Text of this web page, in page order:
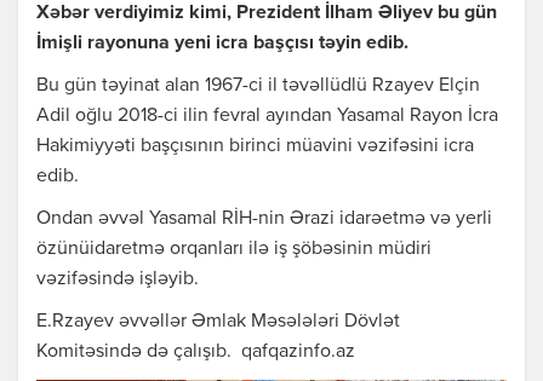
Xəbər verdiyimiz kimi, Prezident İlham Əliyev bu gün
İmişli rayonuna yeni icra başçısı təyin edib.
Bu gün təyinat alan 1967-ci il təvəllüdlü Rzayev Elçin
Adil oğlu 2018-ci ilin fevral ayından Yasamal Rayon İcra
Hakimiyyəti başçısının birinci müavini vəzifəsini icra
edib.
Ondan əvvəl Yasamal RİH-nin Ərazi idarəetmə və yerli
özünüidaretmə orqanları ilə iş şöbəsinin müdiri
vəzifəsində işləyib.
E.Rzayev əvvəllər Əmlak Məsələləri Dövlət
Komitəsində də çalışıb. qafqazinfo.az